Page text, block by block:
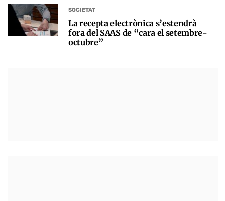
SOCIETAT
La recepta electrònica s’estendrà
fora del SAAS de “cara el setembre-
octubre”